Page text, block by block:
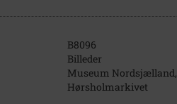
B8096
Billeder
Museum Nordsjælland,
Hørsholmarkivet